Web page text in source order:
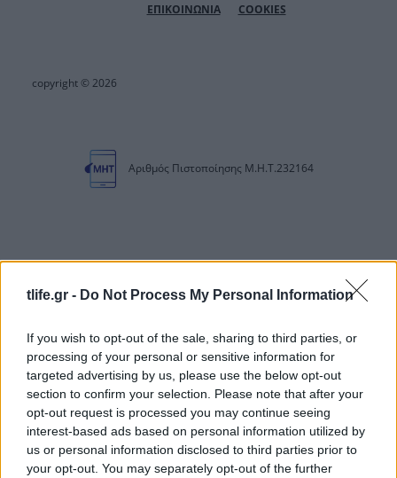
tlife.gr - Do Not Process My Personal Information
If you wish to opt-out of the sale, sharing to third parties, or
processing of your personal or sensitive information for
targeted advertising by us, please use the below opt-out
section to confirm your selection. Please note that after your
opt-out request is processed you may continue seeing
interest-based ads based on personal information utilized by
us or personal information disclosed to third parties prior to
your opt-out. You may separately opt-out of the further
ΕΠΙΚΟΙΝΩΝΙΑ COOKIES
copyright © 2026
Αριθμός Πιστοποίησης Μ.Η.Τ.232164